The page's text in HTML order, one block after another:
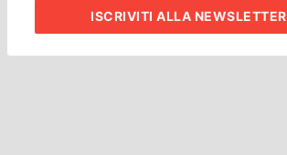
ISCRIVITIALLA NEWSLETTER